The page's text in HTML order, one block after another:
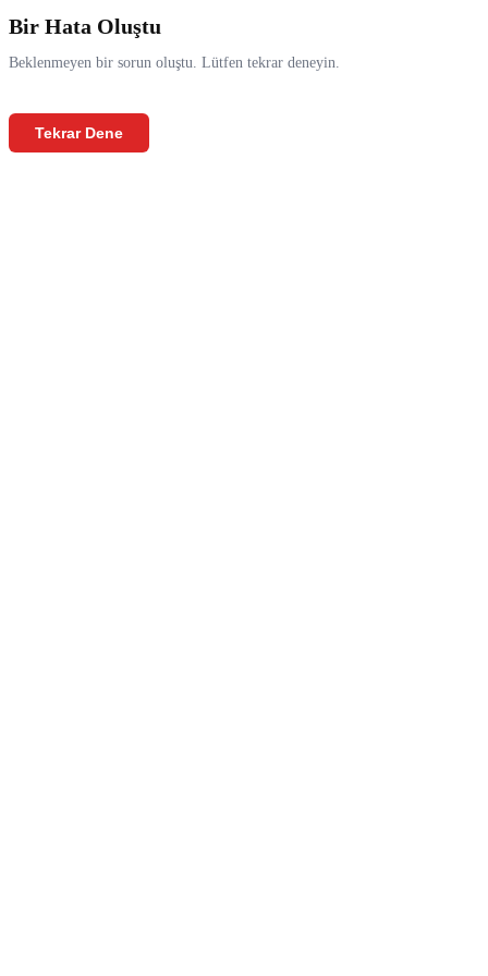
Bir Hata Oluştu
Beklenmeyen bir sorun oluştu. Lütfen tekrar deneyin.
Tekrar Dene